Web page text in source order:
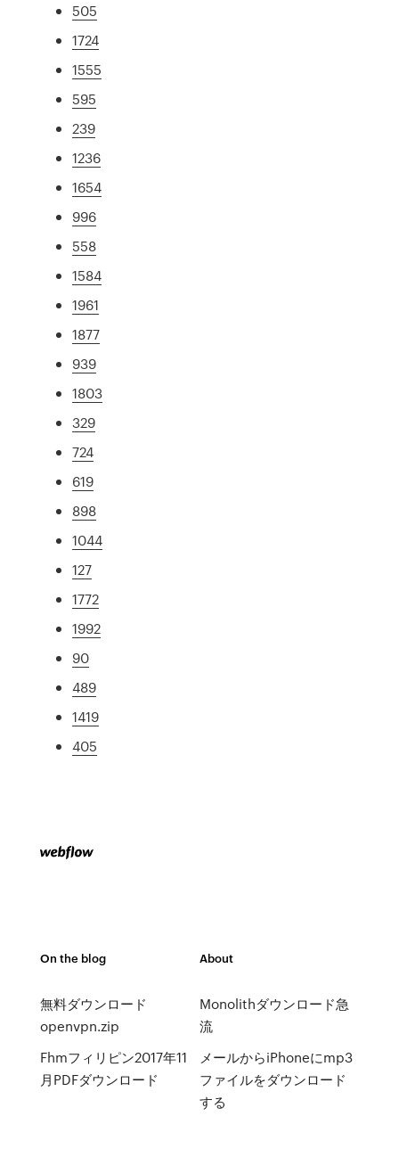
505
1724
1555
595
239
1236
1654
996
558
1584
1961
1877
939
1803
329
724
619
898
1044
127
1772
1992
90
489
1419
405
On the blog
無料ダウンロード
openvpn.zip
Fhmフィリピン2017年11
月PDFダウンロード
About
Monolithダウンロード急
流
メールからiPhoneにmp3
ファイルをダウンロード
する